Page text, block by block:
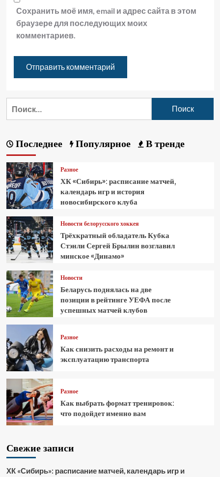
Сохранить моё имя, email и адрес сайта в этом
браузере для последующих моих
комментариев.
Последнее Популярное В тренде
Разное
ХК «Сибирь»: расписание матчей,
календарь игр и история
новосибирского клуба
Новости белорусского хоккея
Трёхкратный обладатель Кубка
Стэнли Сергей Брылин возглавил
минское «Динамо»
Новости
Беларусь поднялась на две
позиции в рейтинге УЕФА после
успешных матчей клубов
Разное
Как снизить расходы на ремонт и
эксплуатацию транспорта
Разное
Как выбрать формат тренировок:
что подойдет именно вам
Свежие записи
ХК «Сибирь»: расписание матчей, календарь игр и